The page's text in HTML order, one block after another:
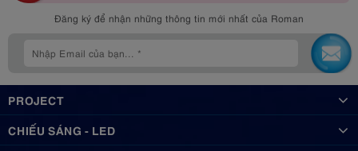
Đăng ký để nhận những thông tin mới nhất của Roman
PROJECT
CHIẾU SÁNG - LED